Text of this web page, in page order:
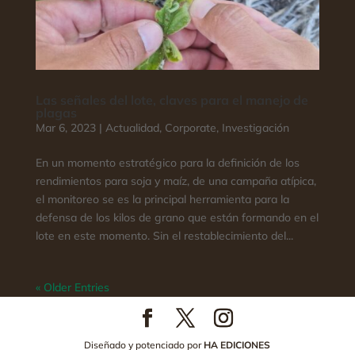
Mar 6, 2023| Actualidad, Corporate, Investigación
En un momento estratégico para la definición de los
rendimientos para soja y maíz, de una campaña atípica,
el monitoreo se es la principal herramienta para la
defensa de los kilos de grano que están formando en el
lote en este momento. Sin el restablecimiento del...
« Older Entries
Diseñado y potenciado por HA EDICIONES